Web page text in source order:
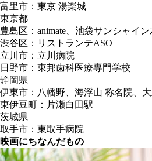
富里市：東京 湯楽城
東京都
豊島区：animate、池袋サンシャイ
渋谷区：リストランテASO
立川市：立川病院
日野市：東邦歯科医療専門学校
静岡県
伊東市：八幡野、海浮山 称名院、
東伊豆町：片瀬白田駅
茨城県
取手市：東取手病院
映画にちなんだもの